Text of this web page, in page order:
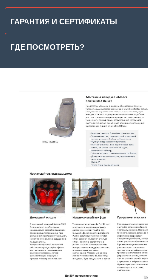
ГАРАНТИЯ И СЕРТИФИКАТЫ
ГДЕ ПОСМОТРЕТЬ?